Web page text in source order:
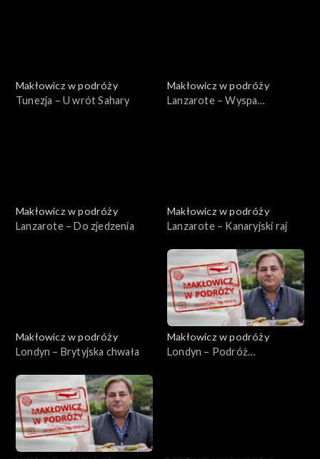
Makłowicz w podróży
Tunezja – U wrót Sahary
Makłowicz w podróży
Lanzarote – Wyspa
Makłowicz w podróży
Lanzarote – Do zjedzenia
Makłowicz w podróży
Lanzarote – Kanaryjski raj
Makłowicz w podróży
Londyn – Brytyjska chwała
Makłowicz w podróży
Londyn – Podróż